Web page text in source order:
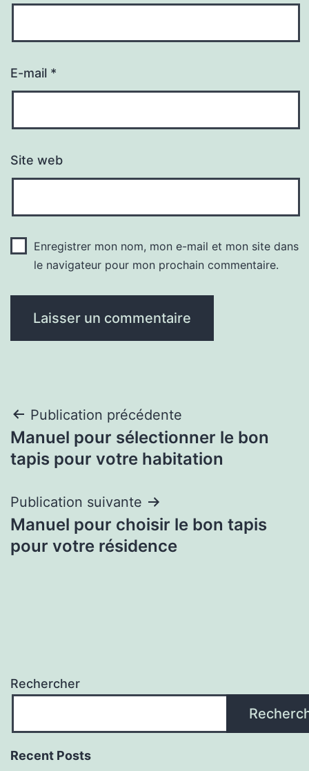
E-mail *
Site web
Enregistrer mon nom, mon e-mail et mon site dans
le navigateur pour mon prochain commentaire.
Navigation
de
Publication précédente
Manuel pour sélectionner le bon
tapis pour votre habitation
Publication suivante
Manuel pour choisir le bon tapis
pour votre résidence
Rechercher
Recent Posts